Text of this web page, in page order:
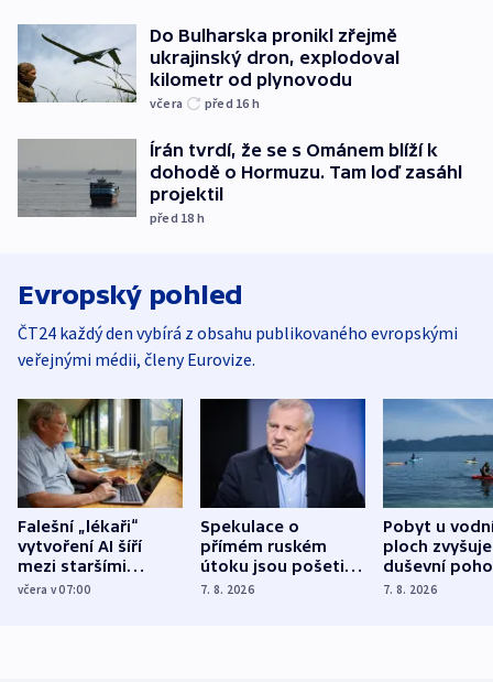
Do Bulharska pronikl zřejmě
ukrajinský dron, explodoval
kilometr od plynovodu
včera před 16 h
Írán tvrdí, že se s Ománem blíží k
dohodě o Hormuzu. Tam loď zasáhl
projektil
před 18 h
Evropský pohled
ČT24 každý den vybírá z obsahu publikovaného evropskými
veřejnými médii, členy Eurovize.
Falešní „lékaři“
vytvoření AI šíří
mezi staršími
Poláky nebezpečné
včera v 07:00
Spekulace o
přímém ruském
útoku jsou pošetilé,
míní estonský
7. 8. 2026
Pobyt u
ploch zvyšuje
duševní
ukázala
7. 8. 2026